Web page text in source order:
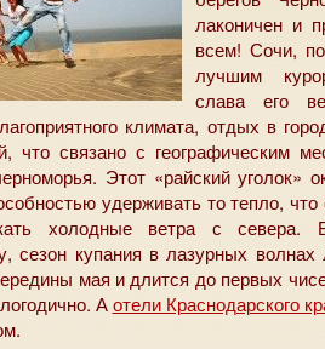
лаконичен и
всем! Сочи,
лучшим
слава его
климата, отдых в
что связано с географическим
Этот «райский уголок»
удерживать то тепло,
холодные ветра с севера.
сезон купания в лазурных волнах
мая и длится до первых
Аотели Краснодарского